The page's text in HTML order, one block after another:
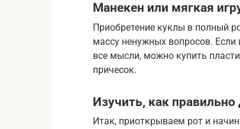
Манекен или мягкая
Приобретение куклы в полный
массу ненужных вопросов. Если
все мысли, можно купить
причесок.
Изучить, как
Итак, приоткрываем рот и